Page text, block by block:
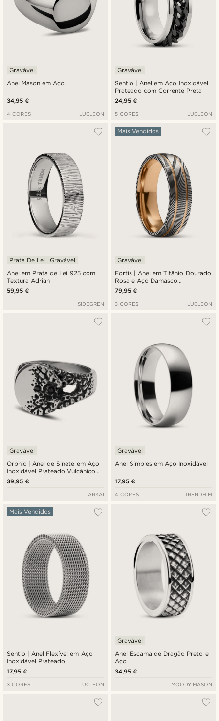
Anel Mason em Aço
Gravável
34,95 €
4 CORES LUCLEON
Sentio | Anel em Aço Inoxidável
Prateado com Corrente Preta
Gravável
24,95 €
5 CORES LUCLEON
Anel em Prata de Lei 925 com
Textura Adrian
Prata De Lei Gravável
59,95 €
SIDEGREN
Fortis | Anel em Titânio Dourado
Rosa e Aço Damasco
Duplamente Estriado Prateado e
Cinza Escuro 7 mm
Mais Vendidos
Gravável
79,95 €
3 CORES LUCLEON
Orphic | Anel de Sinete em Aço
Inoxidável Prateado Vulcânico
com Zircónia Preta
Gravável
39,95 €
ARKAI
Anel Simples em Aço Inoxidável
Gravável
17,95 €
4 CORES TRENDHIM
Sentio | Anel Flexível em Aço
Inoxidável Prateado
Mais Vendidos
17,95 €
3 CORES LUCLEON
Anel Escama de Dragão Preto e
Aço
Gravável
34,95 €
MOODY MASON